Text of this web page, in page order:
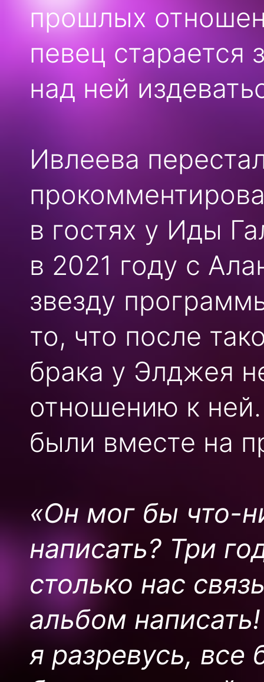
прошлых
певец старается
над ней
Ивлеева
в гостях у Иды
в 2021 году с
звезду
то, что после
брака у Элджея
отношению к
были вместе на
«Он мог бы что-
написать? Три
столько нас
альбом
я разревусь,